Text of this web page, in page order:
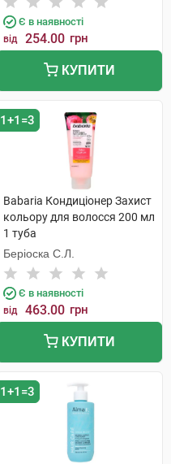
Є в наявності
від 254.00 грн
КУПИТИ
1+1=3
Babaria Кондиціонер Захист
кольору для волосся 200 мл
1 туба
Беріоска С.Л.
Є в наявності
від 463.00 грн
КУПИТИ
1+1=3